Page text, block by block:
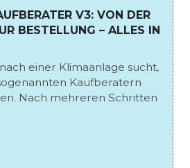
V3: VON DER
BESTELLUNG – ALLES IN
einer Klimaanlage sucht,
Kaufberatern
Nach mehreren Schritten